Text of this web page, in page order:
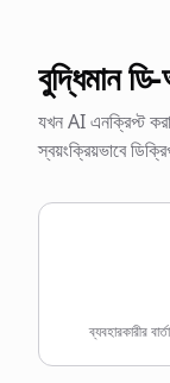
বুদ্ধিমান
যখন AI এনক্রিপ্ট
স্বয়ংক্রিয়ভাবে
ব্যবহারকারীর